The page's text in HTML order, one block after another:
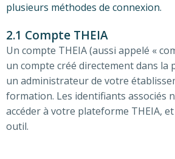
plusieurs méthodes de connexion.
2.1 Compte THEIA
Un compte THEIA (aussi appelé «
un compte créé directement dans la
un administrateur de votre
formation. Les identifiants associés
accéder à votre plateforme THEIA,
outil.